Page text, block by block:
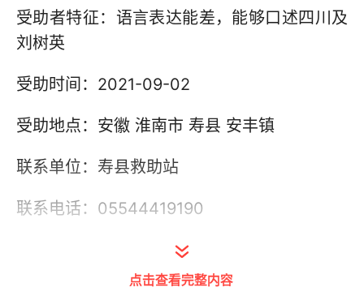
受助者特征：语言表达能差，能够口述四川及
刘树英
受助时间：2021-09-02
受助地点：安徽 淮南市 寿县 安丰镇
联系单位：寿县救助站
联系电话：05544419190
点击查看完整内容